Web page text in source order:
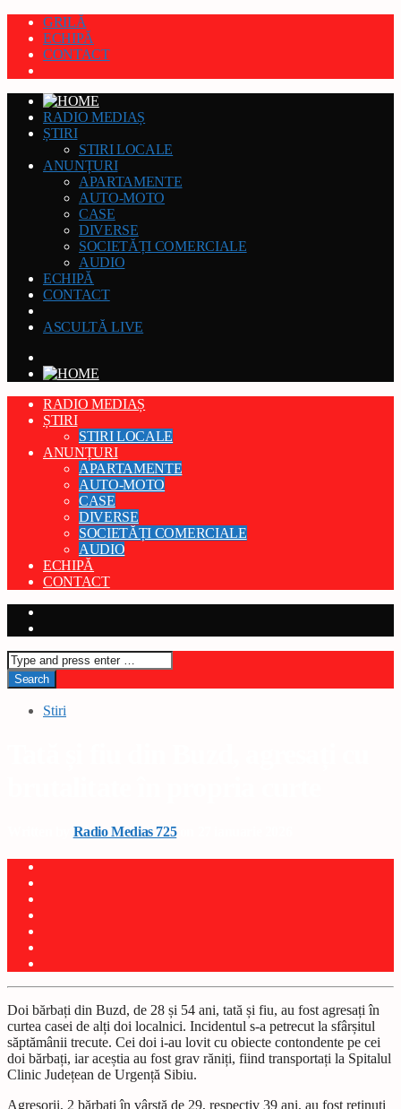
GRILĂ
ECHIPĂ
CONTACT
RADIO MEDIAȘ
ȘTIRI
STIRI LOCALE
ANUNȚURI
APARTAMENTE
AUTO-MOTO
CASE
DIVERSE
SOCIETĂȚI COMERCIALE
AUDIO
ECHIPĂ
CONTACT
ASCULTĂ LIVE
RADIO MEDIAȘ
ȘTIRI
STIRI LOCALE
ANUNȚURI
APARTAMENTE
AUTO-MOTO
CASE
DIVERSE
SOCIETĂȚI COMERCIALE
AUDIO
ECHIPĂ
CONTACT
Stiri
Radio Medias 725on 27 ianuarie 2026
Doi bărbați din Buzd, de 28 și 54 ani, tată și fiu, au fost agresați în
curtea casei de alți doi localnici. Incidentul s-a petrecut la sfârșitul
săptămânii trecute. Cei doi i-au lovit cu obiecte contondente pe cei
doi bărbați, iar aceștia au fost grav răniți, fiind transportați la Spitalul
Clinic Județean de Urgență Sibiu.
Agresorii, 2 bărbați în vârstă de 29, respectiv 39 ani, au fost reținuți